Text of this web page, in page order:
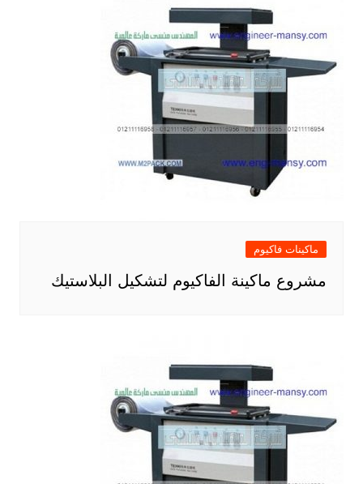
ماكينات فاكيوم
مشروع ماكينة الفاكيوم لتشكيل البلاستيك